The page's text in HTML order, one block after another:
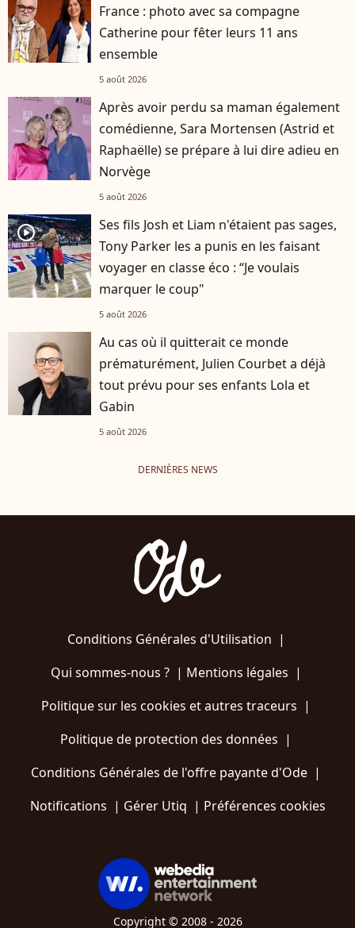
France : photo avec sa compagne
Catherine pour fêter leurs 11 ans
ensemble
5 août 2026
Après avoir perdu sa maman également
comédienne, Sara Mortensen (Astrid et
Raphaëlle) se prépare à lui dire adieu en
Norvège
5 août 2026
player2
Ses fils Josh et Liam n'étaient pas sages,
Tony Parker les a punis en les faisant
voyager en classe éco : “Je voulais
marquer le coup"
5 août 2026
Au cas où il quitterait ce monde
prématurément, Julien Courbet a déjà
tout prévu pour ses enfants Lola et
Gabin
5 août 2026
DERNIÈRES NEWS
Conditions Générales d'Utilisation |
Qui sommes-nous ?| Mentions légales |
Politique sur les cookies et autres traceurs |
Politique de protection des données |
Conditions Générales de l'offre payante d'Ode |
Notifications | Gérer Utiq | Préférences cookies
Copyright © 2008 - 2026